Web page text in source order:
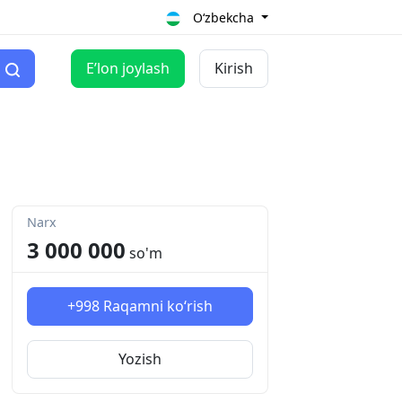
O‘zbekcha
Eʼlon joylash Kirish
Narx
3 000 000 so'm
+998 Raqamni ko‘rish
Yozish